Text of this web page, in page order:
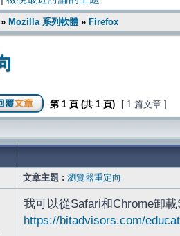
» Mozilla 系列軟體 » Firefox
第 1 頁 (共 1 頁) [ 1 篇文章 ]
文章主題 : 瀏覽器重定向
我可以從Safari和Chrome卸
https://bitadvisors.com/